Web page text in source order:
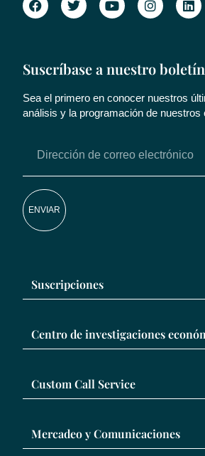
Suscríbase a nuestro boletín
Sea el primero en conocer nuestros
análisis y la programación de nuestros
ENVIAR
Suscripciones
Centro de investigaciones
Custom Call Service
Mercadeo y Comunicaciones